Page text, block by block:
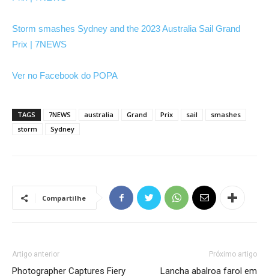
Storm smashes Sydney and the 2023 Australia Sail Grand
Prix | 7NEWS
Ver no Facebook do POPA
TAGS 7NEWS australia Grand Prix sail
smashes
storm
Sydney
Compartilhe
Artigo anterior
Photographer Captures Fiery
Próximo artigo
Lancha abalroa farol em